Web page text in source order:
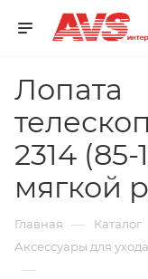
Лопата
2314 (85-
мягкой
Главная — Каталог
Аксессуары для ухода
—